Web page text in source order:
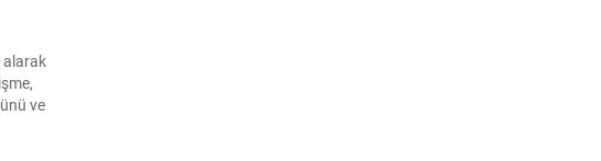
alarak
ve